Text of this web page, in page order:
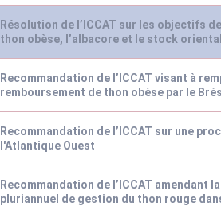
Résolution de l’ICCAT sur les objectifs
thon obèse, l’albacore et le stock
Recommandation de l’ICCAT visant à
remboursement de thon obèse par le
Recommandation de l’ICCAT sur une
l'Atlantique Ouest
Recommandation de l’ICCAT amendant
pluriannuel de gestion du thon rouge